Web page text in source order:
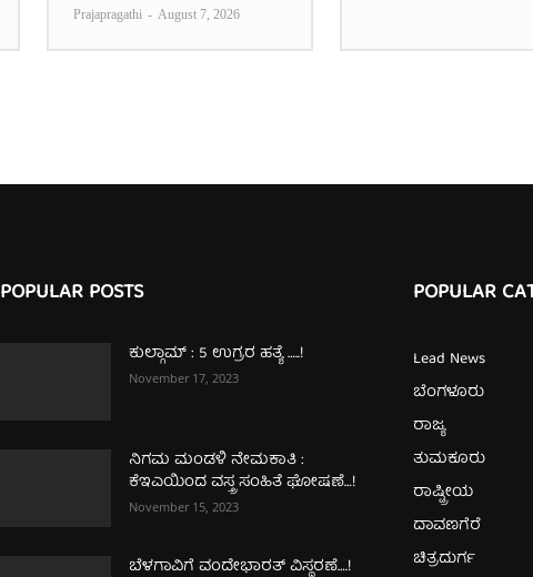
Prajapragathi - August 7, 2026
POPULAR POSTS
ಕುಲ್ಗಾಮ್‌ : 5 ಉಗ್ರರ ಹತ್ಯೆ …..!
November 17, 2023
ನಿಗಮ ಮಂಡಳಿ ನೇಮಕಾತಿ :
ಕೆಇಎಯಿಂದ ವಸ್ತ್ರ ಸಂಹಿತೆ ಘೋಷಣೆ…!
November 15, 2023
ಬೆಳಗಾವಿಗೆ ವಂದೇಭಾರತ್‌ ವಿಸ್ಥರಣೆ….!
POPULAR
Lead News
ಬೆಂಗಳೂರು
ರಾಜ್ಯ
ತುಮಕೂರು
ರಾಷ್ಟ್ರೀಯ
ದಾವಣಗೆರೆ
ಚಿತ್ರದುರ್ಗ